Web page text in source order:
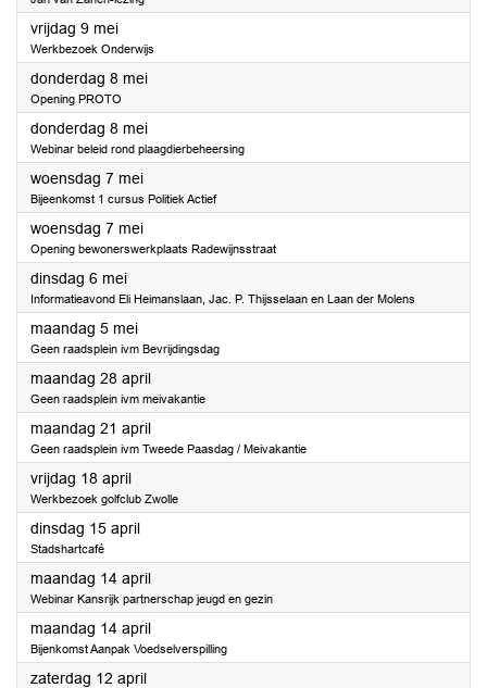
vrijdag 9 mei2025
Werkbezoek Onderwijs
donderdag 8 mei2025
Opening PROTO
donderdag 8 mei2025
Webinar beleid rond plaagdierbeheersing
woensdag 7 mei2025
Bijeenkomst 1 cursus Politiek Actief
woensdag 7 mei2025
Opening bewonerswerkplaats Radewijnsstraat
dinsdag 6 mei2025
Informatieavond Eli Heimanslaan, Jac. P. Thijsselaan en Laan der Molens
maandag 5 mei2025
Geen raadsplein ivm Bevrijdingsdag
maandag 28 april2025
Geen raadsplein ivm meivakantie
maandag 21 april2025
Geen raadsplein ivm Tweede Paasdag / Meivakantie
vrijdag 18 april2025
Werkbezoek golfclub Zwolle
dinsdag 15 april2025
Stadshartcafé
maandag 14 april2025
Webinar Kansrijk partnerschap jeugd en gezin
maandag 14 april2025
Bijenkomst Aanpak Voedselverspilling
zaterdag 12 april2025